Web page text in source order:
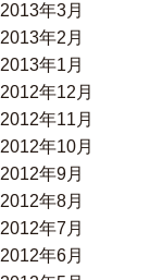
2013年3月
2013年2月
2013年1月
2012年12月
2012年11月
2012年10月
2012年9月
2012年8月
2012年7月
2012年6月